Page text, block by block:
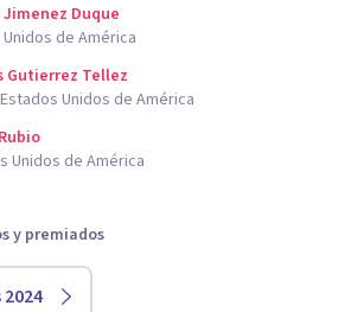
Duque
de América
Gutierrez Tellez
Unidos de América
Unidos de América
y premiados